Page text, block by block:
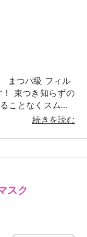
まつパ級 フィル
の
ことなくスムー
にならず、繊維
ルドロ
がおしゃれなボ
。
続きを読む
スク